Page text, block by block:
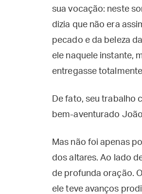
sua vocação: neste
dizia que não era
pecado e da beleza
ele naquele instante,
entregasse
De fato, seu trabalho
bem-aventurado
Mas não foi apenas
dos altares. Ao lado
de profunda oração.
ele teve avanços